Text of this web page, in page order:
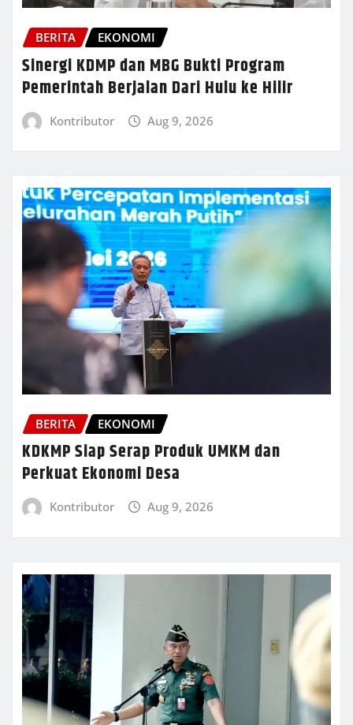
BERITA EKONOMI
Sinergi KDMP dan MBG Bukti Program
Pemerintah Berjalan Dari Hulu ke Hilir
Kontributor Aug 9, 2026
BERITA EKONOMI
KDKMP Siap Serap Produk UMKM dan
Perkuat Ekonomi Desa
Kontributor Aug 9, 2026